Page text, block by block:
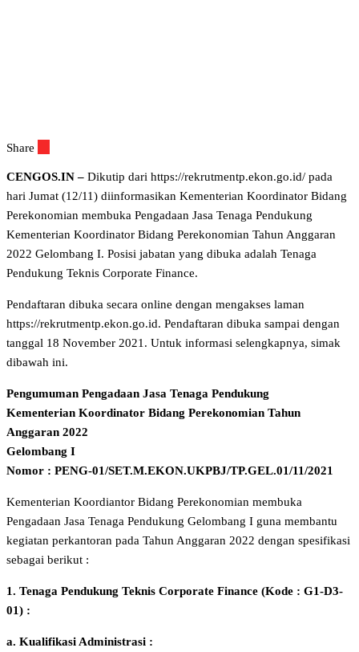
Share
CENGOS.IN – Dikutip dari https://rekrutmentp.ekon.go.id/ pada
hari Jumat (12/11) diinformasikan Kementerian Koordinator Bidang
Perekonomian membuka Pengadaan Jasa Tenaga Pendukung
Kementerian Koordinator Bidang Perekonomian Tahun Anggaran
2022 Gelombang I. Posisi jabatan yang dibuka adalah Tenaga
Pendukung Teknis Corporate Finance.
Pendaftaran dibuka secara online dengan mengakses laman
https://rekrutmentp.ekon.go.id. Pendaftaran dibuka sampai dengan
tanggal 18 November 2021. Untuk informasi selengkapnya, simak
dibawah ini.
Pengumuman Pengadaan Jasa Tenaga Pendukung
Kementerian Koordinator Bidang Perekonomian Tahun
Anggaran 2022
Gelombang I
Nomor : PENG-01/SET.M.EKON.UKPBJ/TP.GEL.01/11/2021
Kementerian Koordiantor Bidang Perekonomian membuka
Pengadaan Jasa Tenaga Pendukung Gelombang I guna membantu
kegiatan perkantoran pada Tahun Anggaran 2022 dengan spesifikasi
sebagai berikut :
1. Tenaga Pendukung Teknis Corporate Finance (Kode : G1-D3-
01) :
a. Kualifikasi Administrasi :